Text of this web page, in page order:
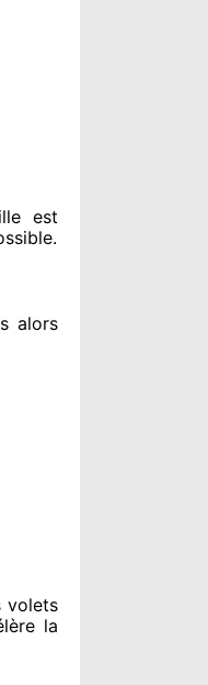
est
alors
volets
la